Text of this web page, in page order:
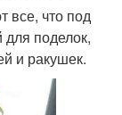
все, что под
поделок,
и ракушек.